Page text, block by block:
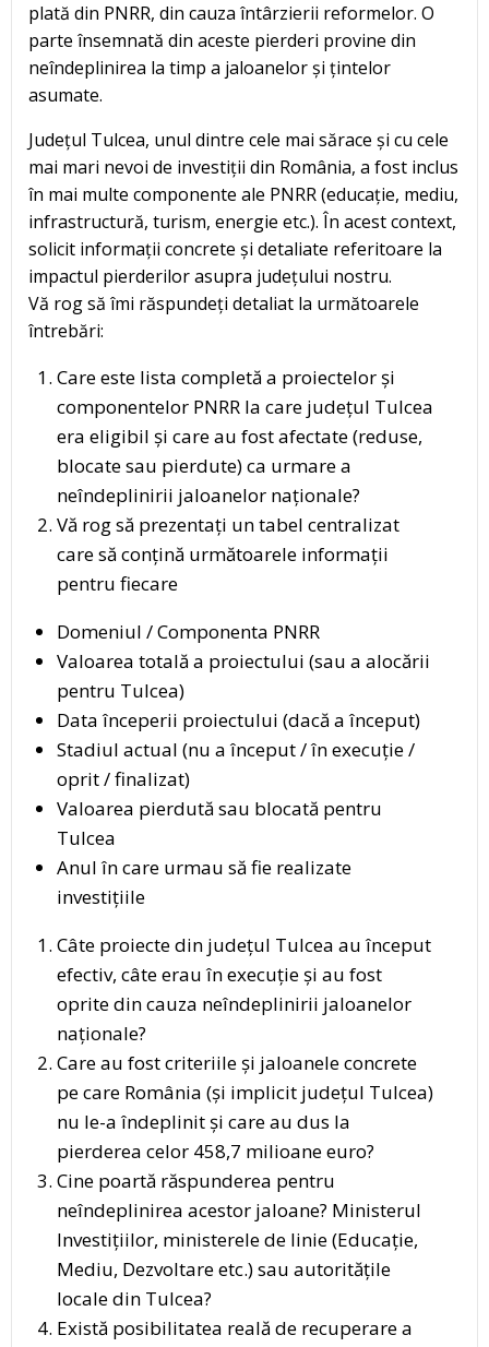
plată din PNRR, din cauza întârzierii reformelor. O
parte însemnată din aceste pierderi provine din
neîndeplinirea la timp a jaloanelor și țintelor
asumate.
Județul Tulcea, unul dintre cele mai sărace și cu cele
mai mari nevoi de investiții din România, a fost inclus
în mai multe componente ale PNRR (educație, mediu,
infrastructură, turism, energie etc.). În acest context,
solicit informații concrete și detaliate referitoare la
impactul pierderilor asupra județului nostru.
Vă rog să îmi răspundeți detaliat la următoarele
întrebări:
Care este lista completă a proiectelor și
componentelor PNRR la care județul Tulcea
era eligibil și care au fost afectate (reduse,
blocate sau pierdute) ca urmare a
neîndeplinirii jaloanelor naționale?
Vă rog să prezentați un tabel centralizat
care să conțină următoarele informații
pentru fiecare
Domeniul / Componenta PNRR
Valoarea totală a proiectului (sau a alocării
pentru Tulcea)
Data începerii proiectului (dacă a început)
Stadiul actual (nu a început / în execuție /
oprit / finalizat)
Valoarea pierdută sau blocată pentru
Tulcea
Anul în care urmau să fie realizate
investițiile
Câte proiecte din județul Tulcea au început
efectiv, câte erau în execuție și au fost
oprite din cauza neîndeplinirii jaloanelor
naționale?
Care au fost criteriile și jaloanele concrete
pe care România (și implicit județul Tulcea)
nu le-a îndeplinit și care au dus la
pierderea celor 458,7 milioane euro?
Cine poartă răspunderea pentru
neîndeplinirea acestor jaloane? Ministerul
Investițiilor, ministerele de linie (Educație,
Mediu, Dezvoltare etc.) sau autoritățile
locale din Tulcea?
Există posibilitatea reală de recuperare a